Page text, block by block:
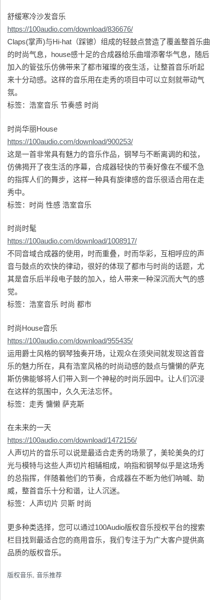
舒缓寒冷沙发音乐
https://100audio.com/download/836676/
Claps(掌声)与Hi-hat（踩镲）组成的轻鼓点营造了覆盖整首乐曲
的时尚气息，house感十足的合成器给乐曲增添奢华气息，随后
加入的管弦乐仿佛带来了都市璀璨的夜生活，让整首音乐听起
来十分动感。这样的音乐用在走秀的项目中可以立刻就带动气
氛。
标签：浩室音乐 节奏感 时尚
时尚华丽House
https://100audio.com/download/900253/
这是一首非常具有魅力的音乐作品，钢琴与不断离调的和弦，
仿佛揭开了夜生活的序幕，合成器轻快的节奏好像在不缓不急
的指挥人们的舞步，这样一种具有旋律感的音乐很适合用在走
秀中。
标签：时尚 性感 浩室音乐
时尚时髦
https://100audio.com/download/1008917/
不同音域合成器的使用，时而重叠，时而华彩，互相呼应的声
音与鼓点的欢快的律动，很好的体现了都市与时尚的话题，尤
其是音乐后半段电子鼓的加入，给人带来一种深沉而大气的感
觉。
标签：浩室音乐 时尚 都市
时尚House音乐
https://100audio.com/download/955435/
运用爵士风格的钢琴独奏开场，让观众在须臾间就发现这首音
乐的魅力所在，具有浩室风格的时尚动感的鼓点与慵懒的萨克
斯仿佛能够将人们带入到一个神秘的时尚乐园中。让人们沉浸
在这样的氛围中，久久无法忘怀。
标签：走秀 慵懒 萨克斯
在未来的一天
https://100audio.com/download/1472156/
人声切片的音乐可以说是最适合走秀的场景了，美轮美奂的灯
光与模特与这些人声切片相辅相成，响指和钢琴似乎是这场秀
的总指挥，伴随着他们的节奏，合成器在不断为他们呐喊、助
威，整首音乐十分和谐，让人沉迷。
标签：人声切片 贝斯 时尚
更多种类选择，您可以通过100Audio版权音乐授权平台的搜索
栏目找到最适合您的商用音乐，我们专注于为广大客户提供高
品质的版权音乐。
版权音乐, 音乐推荐